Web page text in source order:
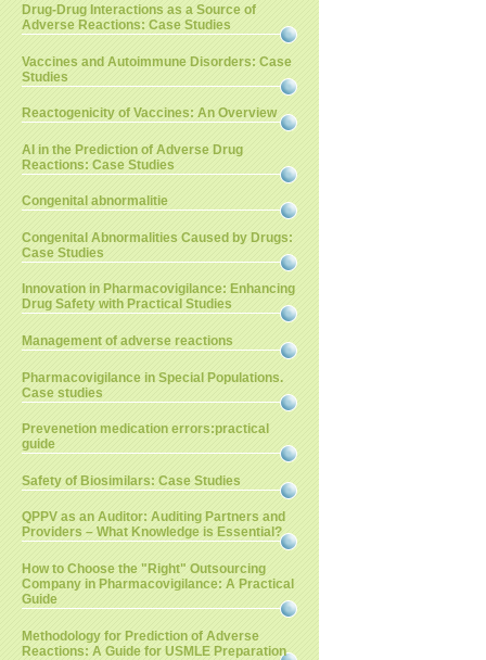
Drug-Drug Interactions as a Source of
Adverse Reactions: Case Studies
Vaccines and Autoimmune Disorders: Case
Studies
Reactogenicity of Vaccines: An Overview
AI in the Prediction of Adverse Drug
Reactions: Case Studies
Congenital abnormalitie
Congenital Abnormalities Caused by Drugs:
Case Studies
Innovation in Pharmacovigilance: Enhancing
Drug Safety with Practical Studies
Management of adverse reactions
Pharmacovigilance in Special Populations.
Case studies
Prevenetion medication errors:practical
guide
Safety of Biosimilars: Case Studies
QPPV as an Auditor: Auditing Partners and
Providers – What Knowledge is Essential?
How to Choose the "Right" Outsourcing
Company in Pharmacovigilance: A Practical
Guide
Methodology for Prediction of Adverse
Reactions: A Guide for USMLE Preparation